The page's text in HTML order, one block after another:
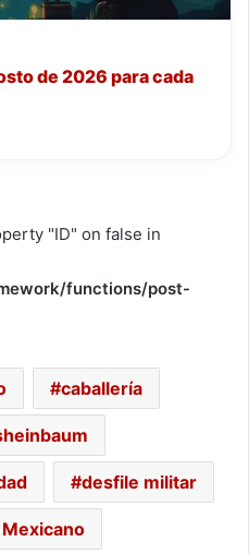
de 2026 para cada
"ID" on false in
functions/post-
caballería
desfile militar